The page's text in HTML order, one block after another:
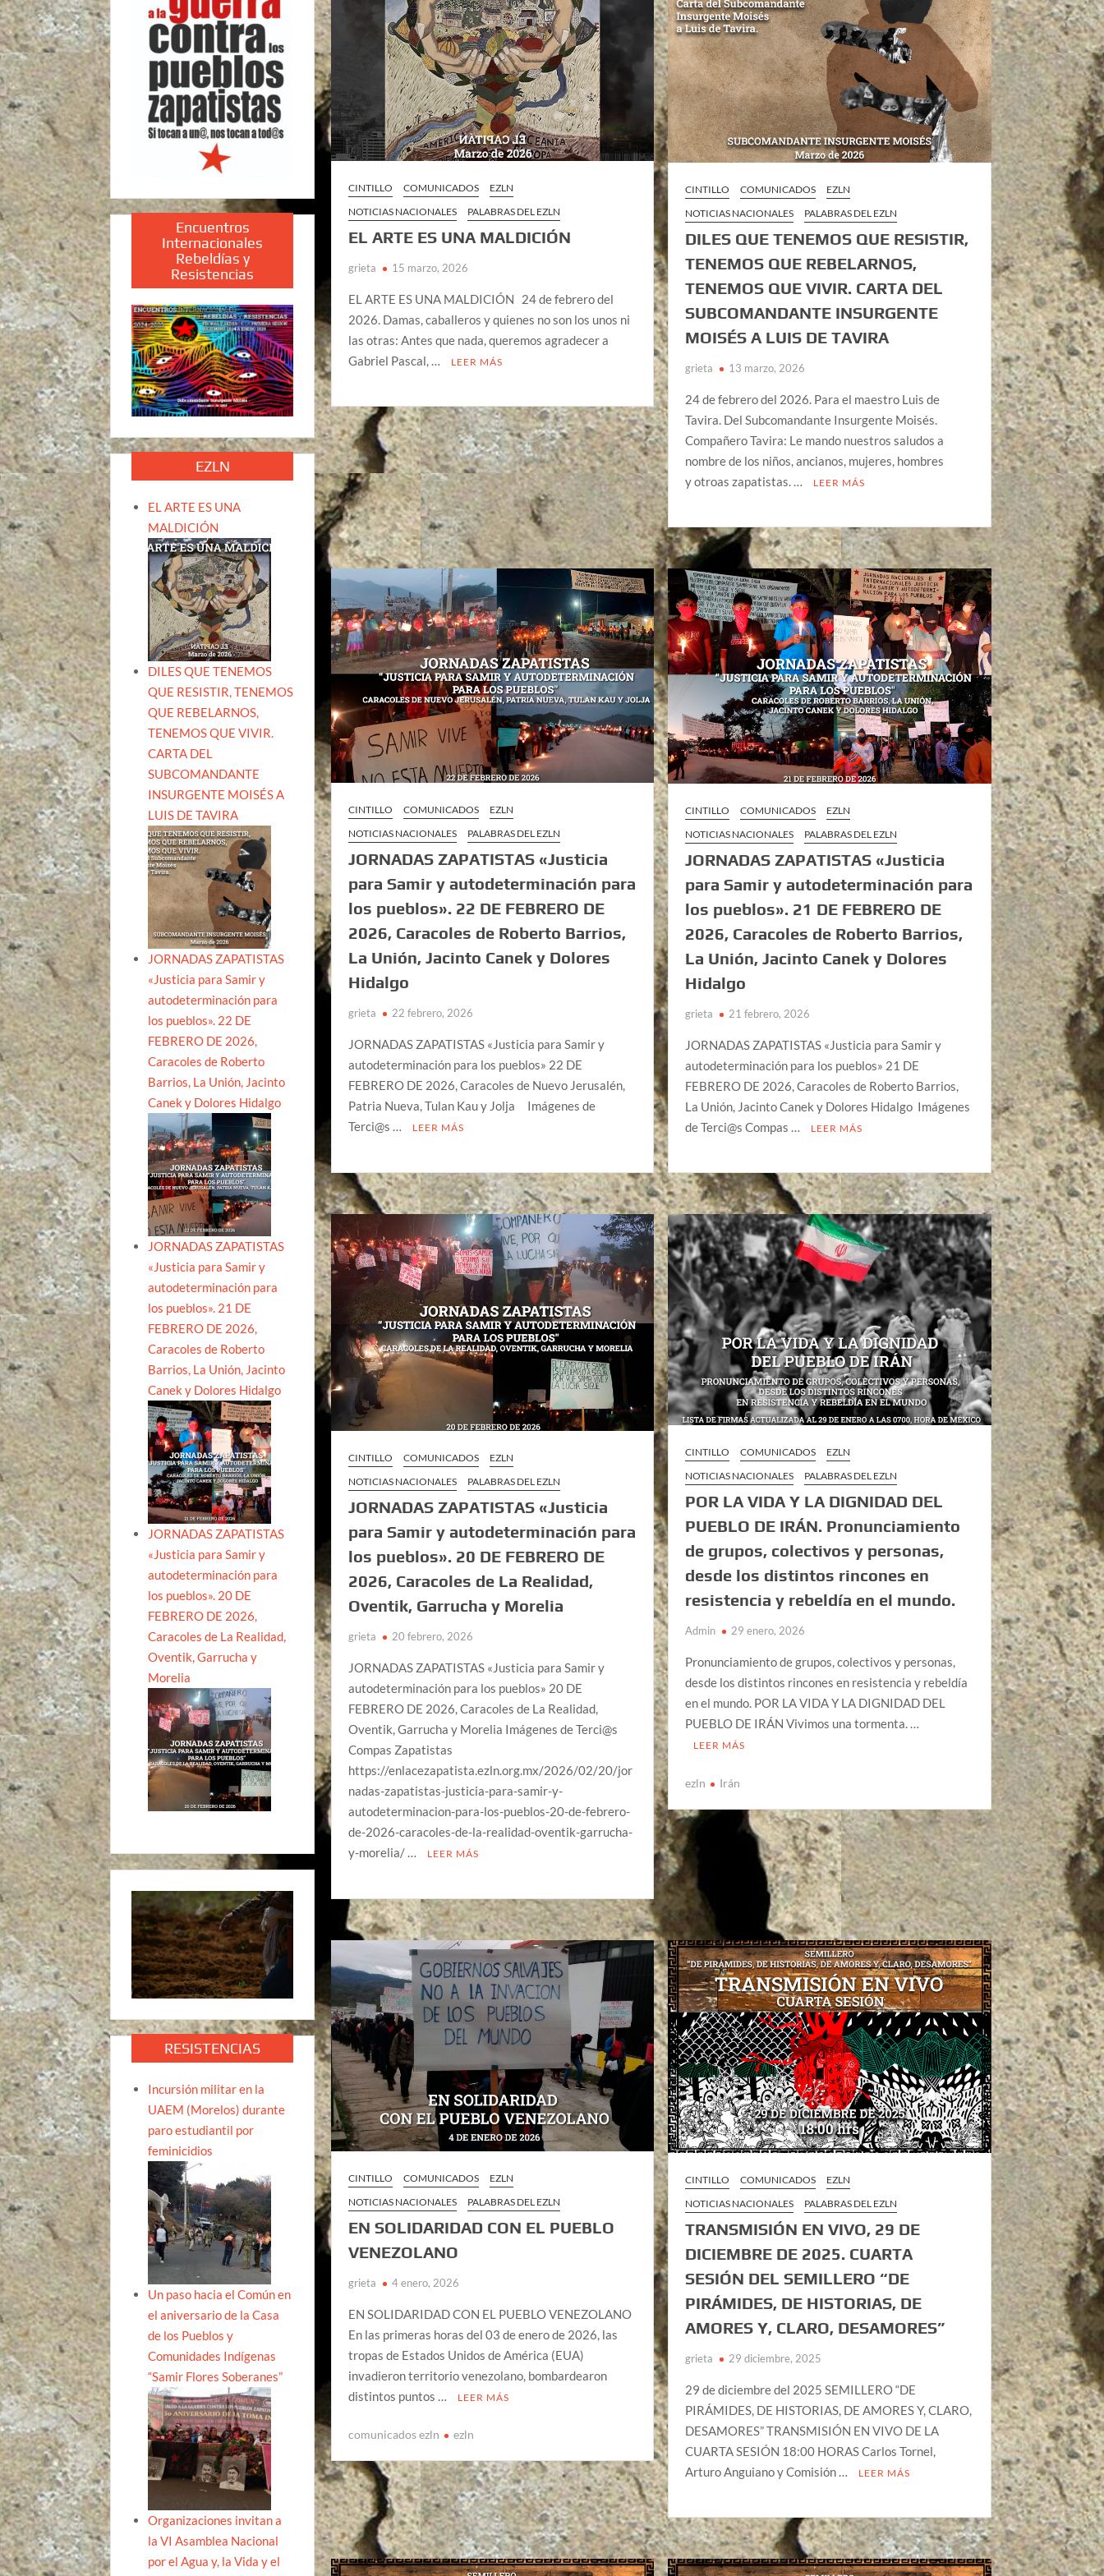
CINTILLO COMUNICADOS
EZLN
NOTICIAS NACIONALES
PALABRAS DEL EZLN
EL ARTE ES UNA MALDICIÓN
grieta 15 marzo, 2026
EL ARTE ES UNA MALDICIÓN 24 de febrero del
2026. Damas, caballeros y quienes no son los unos ni
las otras: Antes que nada, queremos agradecer a
Gabriel Pascal, …
LEER MÁS
CINTILLO COMUNICADOS
EZLN
NOTICIAS NACIONALES
PALABRAS DEL EZLN
DILES QUE TENEMOS QUE RESISTIR,
TENEMOS QUE REBELARNOS,
TENEMOS QUE VIVIR. CARTA DEL
SUBCOMANDANTE INSURGENTE
MOISÉS A LUIS DE TAVIRA
grieta 13 marzo, 2026
24 de febrero del 2026. Para el maestro Luis de
Tavira. Del Subcomandante Insurgente Moisés.
Compañero Tavira: Le mando nuestros saludos a
nombre de los niños, ancianos, mujeres, hombres
y otroas zapatistas. …
LEER MÁS
CINTILLO COMUNICADOS
EZLN
NOTICIAS NACIONALES
PALABRAS DEL EZLN
JORNADAS ZAPATISTAS «Justicia
para Samir y autodeterminación para
los pueblos». 22 DE FEBRERO DE
2026, Caracoles de Roberto Barrios,
La Unión, Jacinto Canek y Dolores
Hidalgo
grieta 22 febrero, 2026
JORNADAS ZAPATISTAS «Justicia para Samir y
autodeterminación para los pueblos» 22 DE
FEBRERO DE 2026, Caracoles de Nuevo Jerusalén,
Patria Nueva, Tulan Kau y Jolja Imágenes de
Terci@s …
LEER MÁS
CINTILLO COMUNICADOS
EZLN
NOTICIAS NACIONALES
PALABRAS DEL EZLN
JORNADAS ZAPATISTAS «Justicia
para Samir y autodeterminación para
los pueblos». 21 DE FEBRERO DE
2026, Caracoles de Roberto Barrios,
La Unión, Jacinto Canek y Dolores
Hidalgo
grieta 21 febrero, 2026
JORNADAS ZAPATISTAS «Justicia para Samir y
autodeterminación para los pueblos» 21 DE
FEBRERO DE 2026, Caracoles de Roberto Barrios,
La Unión, Jacinto Canek y Dolores Hidalgo Imágenes
de Terci@s Compas …
LEER MÁS
CINTILLO COMUNICADOS
EZLN
NOTICIAS NACIONALES
PALABRAS DEL EZLN
JORNADAS ZAPATISTAS «Justicia
para Samir y autodeterminación para
los pueblos». 20 DE FEBRERO DE
2026, Caracoles de La Realidad,
Oventik, Garrucha y Morelia
grieta 20 febrero, 2026
JORNADAS ZAPATISTAS «Justicia para Samir y
autodeterminación para los pueblos» 20 DE
FEBRERO DE 2026, Caracoles de La Realidad,
Oventik, Garrucha y Morelia Imágenes de Terci@s
Compas Zapatistas
https://enlacezapatista.ezln.org.mx/2026/02/20/jor
nadas-zapatistas-justicia-para-samir-y-
autodeterminacion-para-los-pueblos-20-de-febrero-
de-2026-caracoles-de-la-realidad-oventik-garrucha-
y-morelia/ …
LEER MÁS
CINTILLO COMUNICADOS
EZLN
NOTICIAS NACIONALES
PALABRAS DEL EZLN
POR LA VIDA Y LA DIGNIDAD DEL
PUEBLO DE IRÁN. Pronunciamiento
de grupos, colectivos y personas,
desde los distintos rincones en
resistencia y rebeldía en el mundo.
Admin 29 enero, 2026
Pronunciamiento de grupos, colectivos y personas,
desde los distintos rincones en resistencia y rebeldía
en el mundo. POR LA VIDA Y LA DIGNIDAD DEL
PUEBLO DE IRÁN Vivimos una tormenta. …
LEER MÁS
ezln Irán
CINTILLO COMUNICADOS
EZLN
NOTICIAS NACIONALES
PALABRAS DEL EZLN
EN SOLIDARIDAD CON EL PUEBLO
VENEZOLANO
grieta 4 enero, 2026
EN SOLIDARIDAD CON EL PUEBLO VENEZOLANO
En las primeras horas del 03 de enero de 2026, las
tropas de Estados Unidos de América (EUA)
invadieron territorio venezolano, bombardearon
distintos puntos …
LEER MÁS
comunicados ezln ezln
CINTILLO COMUNICADOS
EZLN
NOTICIAS NACIONALES
PALABRAS DEL EZLN
TRANSMISIÓN EN VIVO, 29 DE
DICIEMBRE DE 2025. CUARTA
SESIÓN DEL SEMILLERO “DE
PIRÁMIDES, DE HISTORIAS, DE
AMORES Y, CLARO, DESAMORES”
grieta 29 diciembre, 2025
29 de diciembre del 2025 SEMILLERO “DE
PIRÁMIDES, DE HISTORIAS, DE AMORES Y, CLARO,
DESAMORES” TRANSMISIÓN EN VIVO DE LA
CUARTA SESIÓN 18:00 HORAS Carlos Tornel,
Arturo Anguiano y Comisión …
LEER MÁS
Encuentros
Internacionales
Rebeldías y
Resistencias
EZLN
EL ARTE ES UNA
MALDICIÓN
DILES QUE TENEMOS
QUE RESISTIR, TENEMOS
QUE REBELARNOS,
TENEMOS QUE VIVIR.
CARTA DEL
SUBCOMANDANTE
INSURGENTE MOISÉS A
LUIS DE TAVIRA
JORNADAS ZAPATISTAS
«Justicia para Samir y
autodeterminación para
los pueblos». 22 DE
FEBRERO DE 2026,
Caracoles de Roberto
Barrios, La Unión, Jacinto
Canek y Dolores Hidalgo
JORNADAS ZAPATISTAS
«Justicia para Samir y
autodeterminación para
los pueblos». 21 DE
FEBRERO DE 2026,
Caracoles de Roberto
Barrios, La Unión, Jacinto
Canek y Dolores Hidalgo
JORNADAS ZAPATISTAS
«Justicia para Samir y
autodeterminación para
los pueblos». 20 DE
FEBRERO DE 2026,
Caracoles de La Realidad,
Oventik, Garrucha y
Morelia
RESISTENCIAS
Incursión militar en la
UAEM (Morelos) durante
paro estudiantil por
feminicidios
Un paso hacia el Común en
el aniversario de la Casa
de los Pueblos y
Comunidades Indígenas
“Samir Flores Soberanes”
Organizaciones invitan a
la VI Asamblea Nacional
por el Agua y, la Vida y el